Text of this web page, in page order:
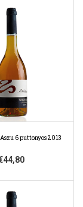
6 puttonyos 2013